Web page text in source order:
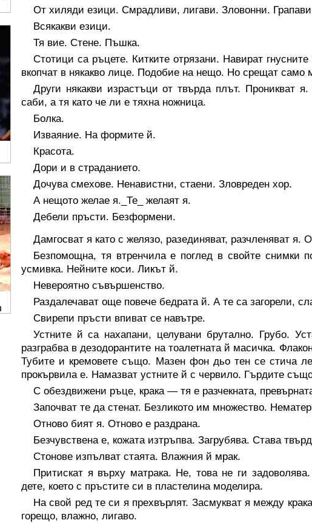
От хиляди езици. Смрадливи, лигави. Зловонни.
Всякакви езици.
Тя вие. Стене. Пъшка.
Стотици са ръцете. Китките отрязани. Навират
вкопчат в някакво лице. Подобие на нещо. Но срещат само
Други някакви израстъци от твърда плът. Проникват
саби, а тя като че ли е тяхна ножница.
Болка.
Изваяние. На формите й.
Красота.
Дори и в страданието.
Дочува смехове. Ненавистни, стаени. Зловреден хор.
А нещото желае я._Те_ желаят я.
Дебели пръсти. Безформени.
Дамгосват я като с желязо, разединяват, разчленяват я.
Безпомощна, тя втренчила е поглед в свойте снимки
усмивка. Нейните коси. Ликът й.
Невероятно съвършенство.
Раздалечават още повече бедрата й. А те са загорели,
Свирепи пръсти впиват се навътре.
Устните й са нахапани, целувани брутално. Грубо.
разграбва в дезодорантите на тоалетната й масичка.
Тубите и кремовете също. Мазен фон дьо тен се стича
прокървила е. Намазват устните й с червило. Гърдите
С обездвижени ръце, крака — тя е разчекната,
Започват те да стенат. Безликото им множество.
Отново бият я. Отново е раздрана.
Безчувствена е, кожата изтръпва. Загрубява. Става
Стонове изпълват стаята. Влажния й мрак.
Притискат я върху матрака. Не, това не ги
дете, което с пръстите си в пластелина моделира.
На свой ред те си я прехвърлят. Засмукват я между
горещо, влажно, лигаво.